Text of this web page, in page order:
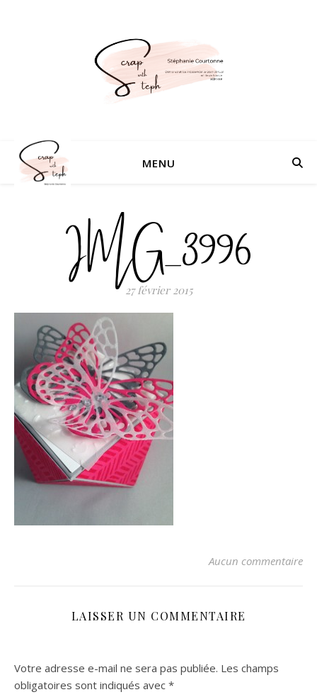
MENU
IMG_3996
27 février 2015
Aucun commentaire
LAISSER UN COMMENTAIRE
Votre adresse e-mail ne sera pas publiée. Les champs
obligatoires sont indiqués avec *